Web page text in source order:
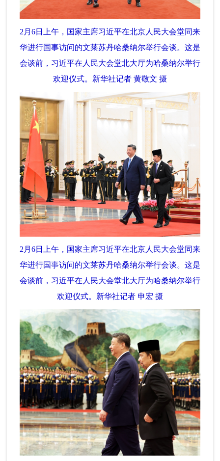
2月6日上午，国家主席习近平在北京人民大会堂同来
华进行国事访问的文莱苏丹哈桑纳尔举行会谈。这是
会谈前，习近平在人民大会堂北大厅为哈桑纳尔举行
欢迎仪式。新华社记者 黄敬文 摄
2月6日上午，国家主席习近平在北京人民大会堂同来
华进行国事访问的文莱苏丹哈桑纳尔举行会谈。这是
会谈前，习近平在人民大会堂北大厅为哈桑纳尔举行
欢迎仪式。新华社记者 申宏 摄